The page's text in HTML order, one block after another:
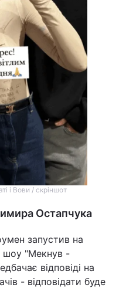
і Вови / скріншот
Остапчука
запустив на
шоу "Мекнув -
відповіді на
- відповідати буде